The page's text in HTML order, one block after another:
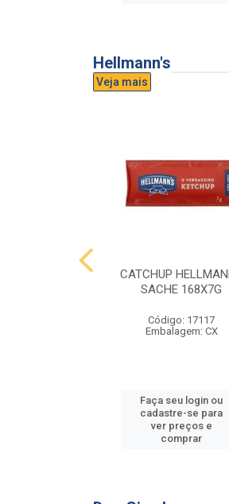
Hellmann's
Veja mais
CATCHUP
SACHE 168X7G
Código: 17117
Embalagem: CX
Faça seu login ou
cadastre-se para
ver preços e
comprar